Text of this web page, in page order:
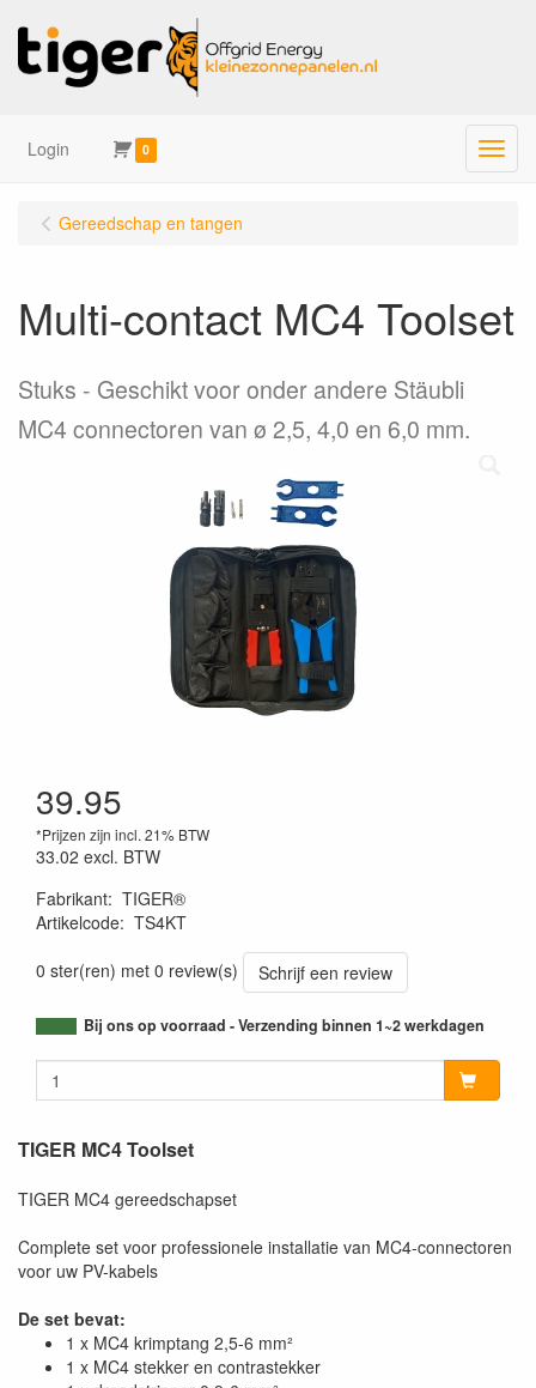
Login 0 Menu
Gereedschap en tangen
Multi-contact MC4 Toolset
Stuks
Geschikt voor onder andere Stäubli
MC4 connectoren van ø 2,5, 4,0 en 6,0 mm.
39.95
*Prijzen zijn incl. 21% BTW
33.02 excl. BTW
Fabrikant: TIGER®
Artikelcode: TS4KT
0 ster(ren) met 0 review(s)
Schrijf een review
Bij ons op voorraad - Verzending binnen 1~2 werkdagen
TIGER MC4 Toolset
TIGER MC4 gereedschapset
Complete set voor professionele installatie van MC4-connectoren
voor uw PV-kabels
De set bevat:
1 x MC4 krimptang 2,5-6 mm²
1 x MC4 stekker en contrastekker